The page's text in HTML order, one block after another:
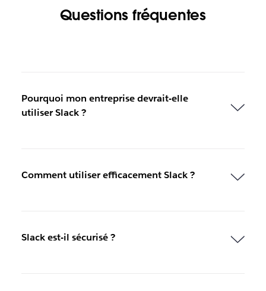
Questions fréquentes
Pourquoi mon entreprise devrait-elle
utiliser Slack ?
Comment utiliser efficacement Slack ?
Slack est-il sécurisé ?